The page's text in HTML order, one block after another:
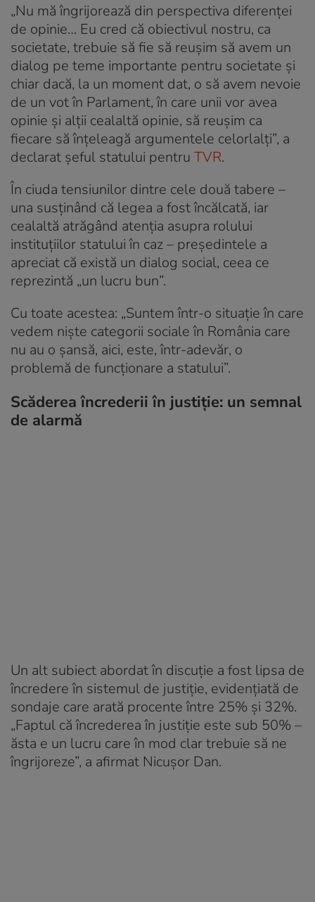
„Nu mă îngrijorează din perspectiva diferenței
de opinie… Eu cred că obiectivul nostru, ca
societate, trebuie să fie să reușim să avem un
dialog pe teme importante pentru societate și
chiar dacă, la un moment dat, o să avem nevoie
de un vot în Parlament, în care unii vor avea
opinie și alții cealaltă opinie, să reușim ca
fiecare să înțeleagă argumentele celorlalți”, a
declarat șeful statului pentru TVR.
În ciuda tensiunilor dintre cele două tabere –
una susținând că legea a fost încălcată, iar
cealaltă atrăgând atenția asupra rolului
instituțiilor statului în caz – președintele a
apreciat că există un dialog social, ceea ce
reprezintă „un lucru bun”.
Cu toate acestea: „Suntem într-o situație în care
vedem niște categorii sociale în România care
nu au o șansă, aici, este, într-adevăr, o
problemă de funcționare a statului”.
Scăderea încrederii în justiție: un semnal
de alarmă
Un alt subiect abordat în discuție a fost lipsa de
încredere în sistemul de justiție, evidențiată de
sondaje care arată procente între 25% și 32%.
„Faptul că încrederea în justiție este sub 50% –
ăsta e un lucru care în mod clar trebuie să ne
îngrijoreze”, a afirmat Nicușor Dan.